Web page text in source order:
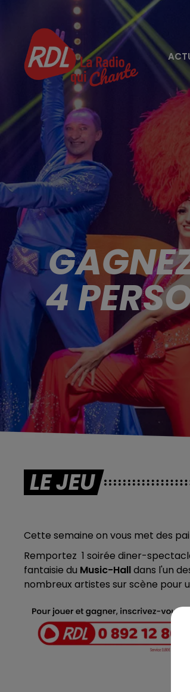
DEBOUT C'EST
4
LE JEU
Cette semaine on vous met des
Remportez 1 soirée diner-
fantaisie du Music-Halldans l'un
nombreux artistes sur scène pour